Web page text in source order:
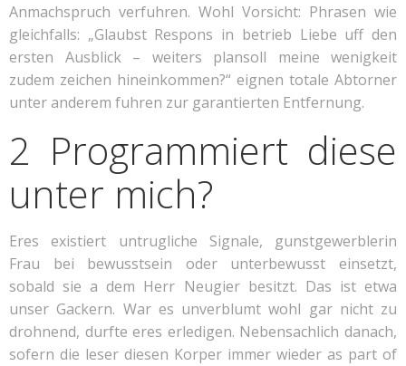
Anmachspruch verfuhren. Wohl Vorsicht: Phrasen wie
gleichfalls: „Glaubst Respons in betrieb Liebe uff den
ersten Ausblick – weiters plansoll meine wenigkeit
zudem zeichen hineinkommen?“ eignen totale Abtorner
unter anderem fuhren zur garantierten Entfernung.
2 Programmiert diese
unter mich?
Eres existiert untrugliche Signale, gunstgewerblerin
Frau bei bewusstsein oder unterbewusst einsetzt,
sobald sie a dem Herr Neugier besitzt. Das ist etwa
unser Gackern. War es unverblumt wohl gar nicht zu
drohnend, durfte eres erledigen. Nebensachlich danach,
sofern die leser diesen Korper immer wieder as part of